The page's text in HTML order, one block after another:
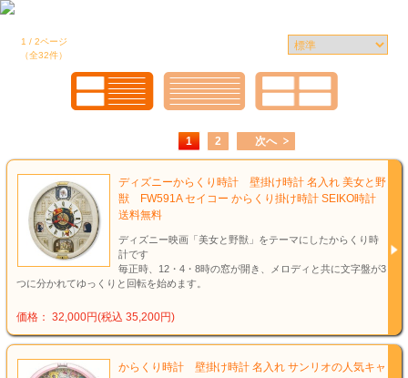
1 / 2ページ
（全32件）
1 2 次へ
ディズニーからくり時計 壁掛け時計 名入れ 美女と野
獣 FW591A セイコー からくり掛け時計 SEIKO時計
送料無料
ディズニー映画「美女と野獣」をテーマにしたからくり時
計です
毎正時、12・4・8時の窓が開き、メロディと共に文字盤が3
つに分かれてゆっくりと回転を始めます。
価格： 32,000円(税込 35,200円)
からくり時計 壁掛け時計 名入れ サンリオの人気キャ